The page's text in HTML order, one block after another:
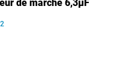
de marche 6,3µF